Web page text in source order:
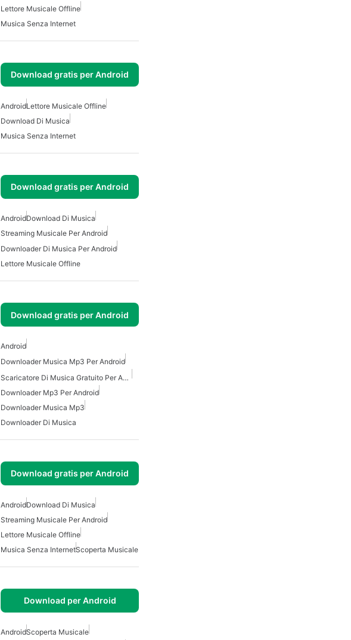
Lettore Musicale Offline
Musica Senza Internet
Download gratis per Android
AndroidLettore Musicale Offline
Download Di Musica
Musica Senza Internet
Download gratis per Android
AndroidDownload Di Musica
Streaming Musicale Per Android
Downloader Di Musica Per Android
Lettore Musicale Offline
Download gratis per Android
Android
Downloader Musica Mp3 Per Android
Scaricatore Di Musica Gratuito Per Android
Downloader Mp3 Per Android
Downloader Musica Mp3
Downloader Di Musica
Download gratis per Android
AndroidDownload Di Musica
Streaming Musicale Per Android
Lettore Musicale Offline
Musica Senza InternetScoperta Musicale
Download per Android
AndroidScoperta Musicale